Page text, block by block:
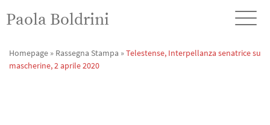
Paola Boldrini
Homepage » Rassegna Stampa »Telestense, Interpellanza senatrice su
mascherine, 2 aprile 2020